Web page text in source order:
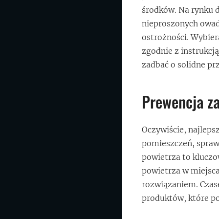
środków. Na rynku
nieproszonych
ostrożności.
zgodnie z
zadbać o solidne
Prewencja
Oczywiście,
pomieszczeń,
powietrza to
powietrza w
rozwiązaniem.
produktów, które